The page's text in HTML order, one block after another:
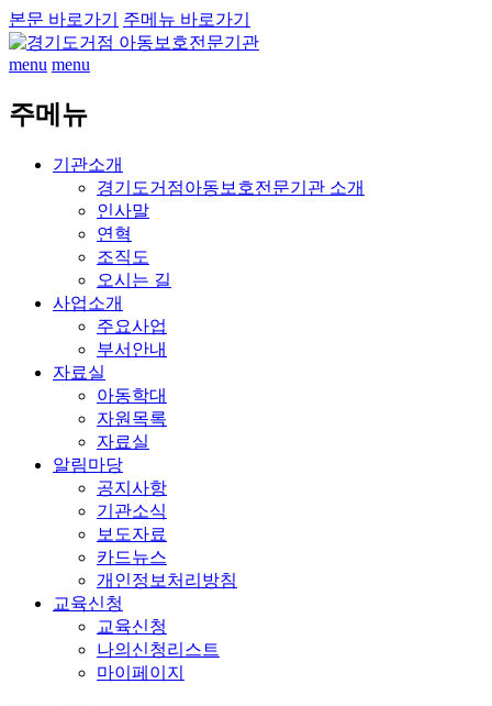
본문 바로가기 주메뉴 바로가기
menu menu
주메뉴
기관소개
경기도거점아동보호전문기관 소개
인사말
연혁
조직도
오시는 길
사업소개
주요사업
부서안내
자료실
아동학대
자원목록
자료실
알림마당
공지사항
기관소식
보도자료
카드뉴스
개인정보처리방침
교육신청
교육신청
나의신청리스트
마이페이지